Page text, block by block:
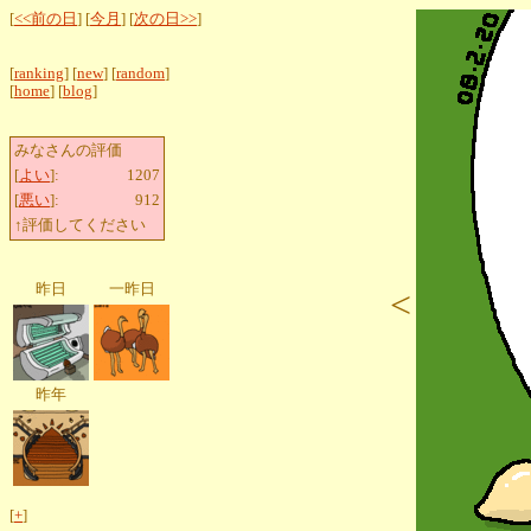
[<<前の日 ] [今月 ] [次の日>>]
[ranking] [new] [random]
[home] [blog]
みなさんの評価
[よい]:
1207
[悪い]:
912
↑評価してください
昨日 一昨日
昨年
[+]
<